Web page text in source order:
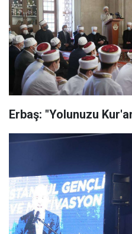
Erbaş: "Yolunuzu